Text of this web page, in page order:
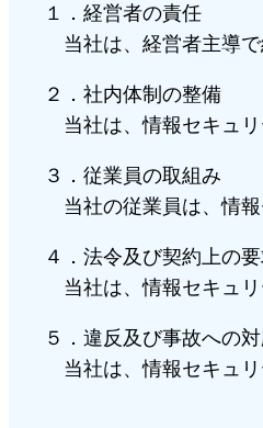
１．経営者の責任
当社は、経営者主導で
２．社内体制の整備
当社は、情報セキュリ
３．従業員の取組み
当社の従業員は、情報
４．法令及び契約上の
当社は、情報セキュリ
５．違反及び事故への
当社は、情報セキュリ